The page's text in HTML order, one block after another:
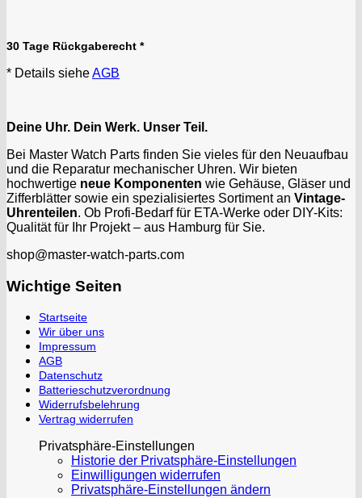
Kaiser
Kienzle
MSR
MST Roamer
ORC
Osco
Otero
Peseux
ST "Standard "
Unitas
30 Tage Rückgaberecht *
* Details sieheAGB
Deine Uhr. Dein Werk. Unser Teil.
Bei Master Watch Parts finden Sie vieles für den Neuaufbau
und die Reparatur mechanischer Uhren. Wir bieten
hochwertige neue Komponenten wie Gehäuse, Gläser und
Zifferblätter sowie ein spezialisiertes Sortiment an Vintage-
Uhrenteilen. Ob Profi-Bedarf für ETA-Werke oder DIY-Kits:
Qualität für Ihr Projekt – aus Hamburg für Sie.
shop@master-watch-parts.com
Wichtige Seiten
Startseite
Wir über uns
Impressum
AGB
Datenschutz
Batterieschutzverordnung
Widerrufsbelehrung
Vertrag widerrufen
Privatsphäre-Einstellungen
Historie der Privatsphäre-Einstellungen
Einwilligungen widerrufen
Privatsphäre-Einstellungen ändern